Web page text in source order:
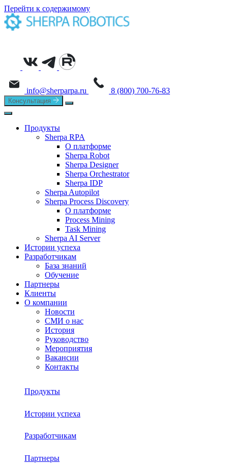
Перейти к содержимому
info@sherparpa.ru 8 (800) 700-76-83
Консультация
Продукты
Sherpa RPA
О платформе
Sherpa Robot
Sherpa Designer
Sherpa Orchestrator
Sherpa IDP
Sherpa Autopilot
Sherpa Process Discovery
О платформе
Process Mining
Task Mining
Sherpa AI Server
Истории успеха
Разработчикам
База знаний
Обучение
Партнеры
Клиенты
О компании
Новости
СМИ о нас
История
Руководство
Мероприятия
Вакансии
Контакты
Продукты
Sherpa RPA
Истории успеха
Разработчикам
База знаний
Партнеры